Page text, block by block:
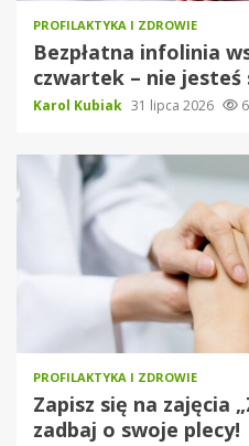
PROFILAKTYKA I ZDROWIE
Bezpłatna infolinia
czwartek – nie jesteś
Karol Kubiak 31 lipca 2026
PROFILAKTYKA I ZDROWIE
Zapisz się na zajęcia
zadbaj o swoje plecy!